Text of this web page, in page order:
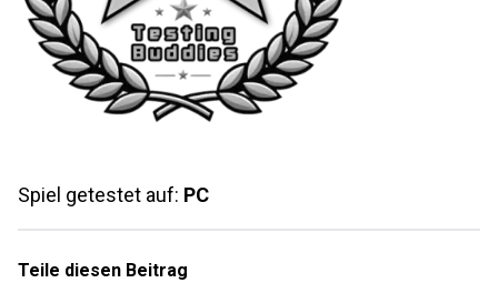
Spiel getestet auf: PC
Teile diesen Beitrag